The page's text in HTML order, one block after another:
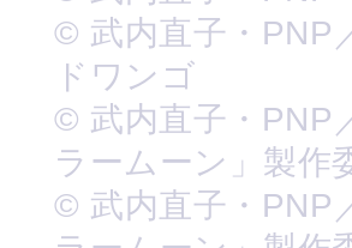
© 武内直子・PNP
ドワンゴ
© 武内直子・PNP
ラームーン」製作
© 武内直子・PNP